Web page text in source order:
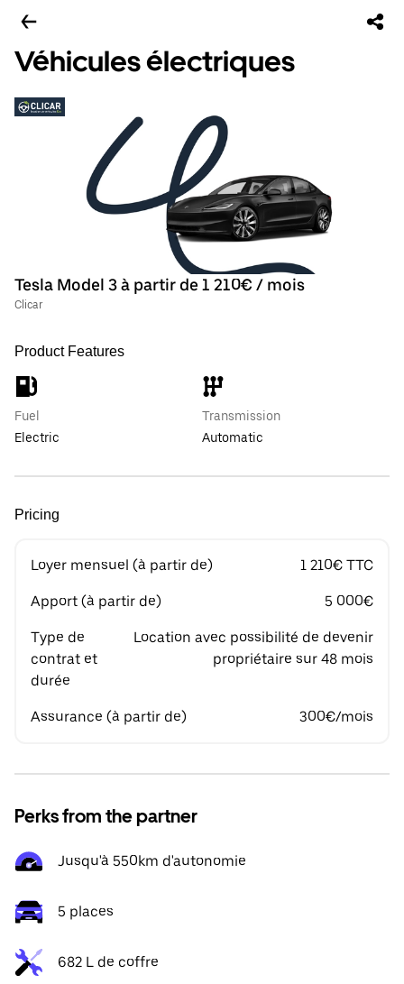
Véhicules électriques
Tesla Model 3 à partir de 1 210€ / mois
Clicar
Product Features
Fuel
Electric
Transmission
Automatic
Pricing
Loyer mensuel (à partir de) 1 210€ TTC
Apport (à partir de) 5 000€
Type de
contrat et
durée
Location avec possibilité de devenir
propriétaire sur 48 mois
Assurance (à partir de) 300€/mois
Perks from the partner
Jusqu'à 550km d'autonomie
5 places
682 L de coffre